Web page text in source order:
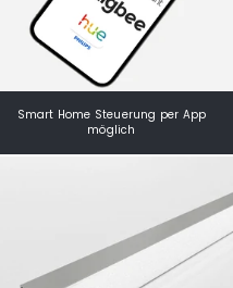
Smart Home Steuerung per App
möglich